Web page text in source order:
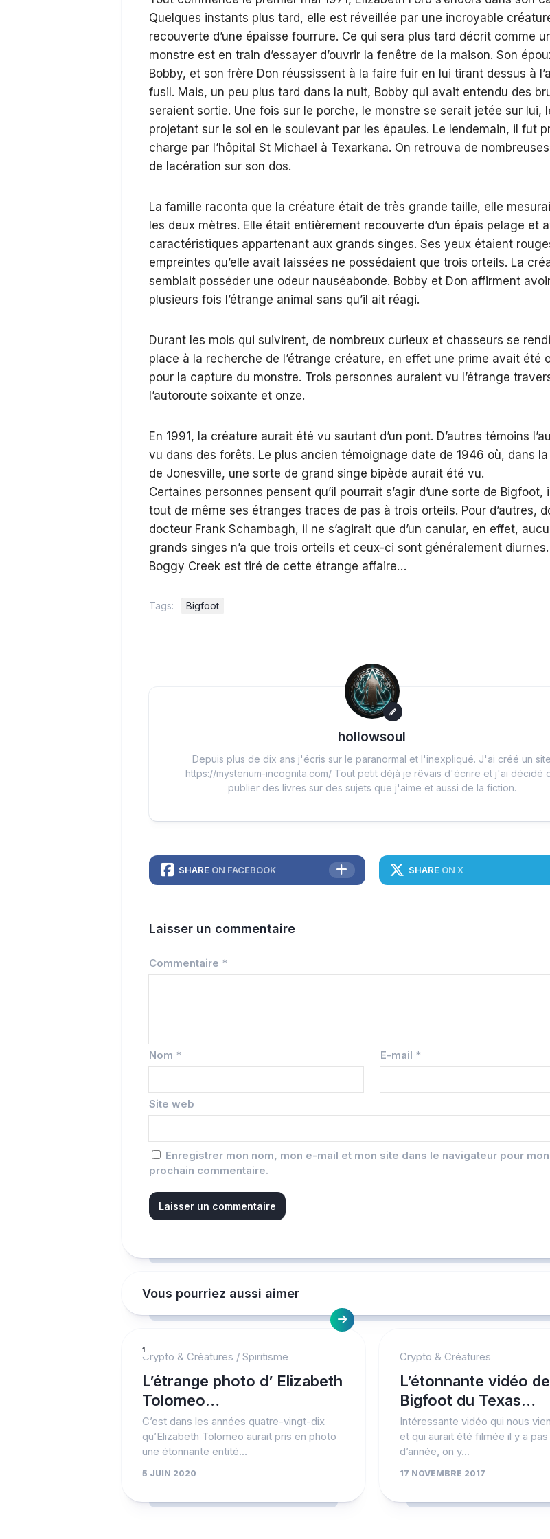
Quelques instants plus tard, elle est réveillée par une incroyable
recouverte d’une épaisse fourrure. Ce qui sera plus tard décrit comme
monstre est en train d’essayer d’ouvrir la fenêtre de la maison. Son
Bobby, et son frère Don réussissent à la faire fuir en lui tirant dessus à
fusil. Mais, un peu plus tard dans la nuit, Bobby qui avait entendu des
seraient sortie. Une fois sur le porche, le monstre se serait jetée sur lui,
projetant sur le sol en le soulevant par les épaules. Le lendemain, il fut
charge par l’hôpital St Michael à Texarkana. On retrouva de
de lacération sur son dos.
La famille raconta que la créature était de très grande taille, elle
les deux mètres. Elle était entièrement recouverte d’un épais pelage et
caractéristiques appartenant aux grands singes. Ses yeux étaient
empreintes qu’elle avait laissées ne possédaient que trois orteils. La
semblait posséder une odeur nauséabonde. Bobby et Don affirment
plusieurs fois l’étrange animal sans qu’il ait réagi.
Durant les mois qui suivirent, de nombreux curieux et chasseurs se
place à la recherche de l’étrange créature, en effet une prime avait été
pour la capture du monstre. Trois personnes auraient vu l’étrange
l’autoroute soixante et onze.
En 1991, la créature aurait été vu sautant d’un pont. D’autres témoins
vu dans des forêts. Le plus ancien témoignage date de 1946 où, dans
de Jonesville, une sorte de grand singe bipède aurait été vu.
Certaines personnes pensent qu’il pourrait s’agir d’une sorte de Bigfoot,
tout de même ses étranges traces de pas à trois orteils. Pour d’autres,
docteur Frank Schambagh, il ne s’agirait que d’un canular, en effet,
grands singes n’a que trois orteils et ceux-ci sont généralement
Boggy Creek est tiré de cette étrange affaire…
Tags: Bigfoot
hollowsoul
Depuis plus de dix ans j'écris sur le paranormal et l'inexpliqué. J'ai créé un site
https://mysterium-incognita.com/ Tout petit déjà je rêvais d'écrire et j'ai décidé
publier des livres sur des sujets que j'aime et aussi de la fiction.
SHARE ON FACEBOOK SHARE ON X
Laisser un commentaire
Commentaire *
Nom * E-mail *
Site web
Enregistrer mon nom, mon e-mail et mon site dans le navigateur pour mon
prochain commentaire.
Vous pourriez aussi aimer
1
Crypto & Créatures / Spiritisme
L’étrange photo d’ Elizabeth
Tolomeo…
C’est dans les années quatre-vingt-dix
qu’Elizabeth Tolomeo aurait pris en photo
une étonnante entité…
5 JUIN 2020
Crypto & Créatures
L’étonnante vidéo de
Bigfoot du Texas…
Intéressante vidéo qui nous
et qui aurait été filmée il y a pas
d’année, on y...
17 NOVEMBRE 2017